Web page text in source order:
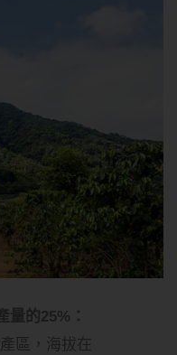
量的25%：
區，海拔在